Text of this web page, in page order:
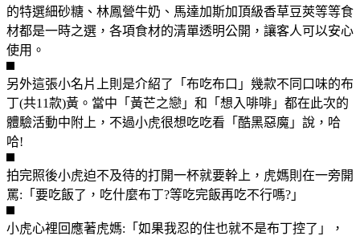
的特選細砂糖、林鳳營牛奶、馬達加斯加頂級香草豆莢等等食
材都是一時之選，各項食材的清單透明公開，讓客人可以安心
使用。
另外這張小名片上則是介紹了「布吃布口」幾款不同口味的布
丁(共11款)黃。當中「黃芒之戀」和「想入啡啡」都在此次的
體驗活動中附上，不過小虎很想吃吃看「酷黑惡魔」說，哈
哈!
拍完照後小虎迫不及待的打開一杯就要幹上，虎媽則在一旁開
罵:「要吃飯了，吃什麼布丁?等吃完飯再吃不行嗎?」
小虎心裡回應著虎媽:「如果我忍的住也就不是布丁控了」，